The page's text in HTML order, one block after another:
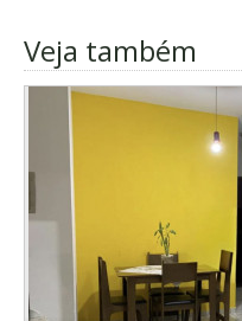
Veja também